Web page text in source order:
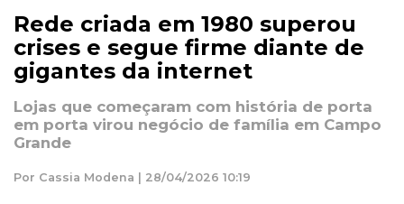
Rede criada em 1980 superou
crises e segue firme diante de
gigantes da internet
Lojas que começaram com história de porta
em porta virou negócio de família em Campo
Grande
Por Cassia Modena | 28/04/2026 10:19